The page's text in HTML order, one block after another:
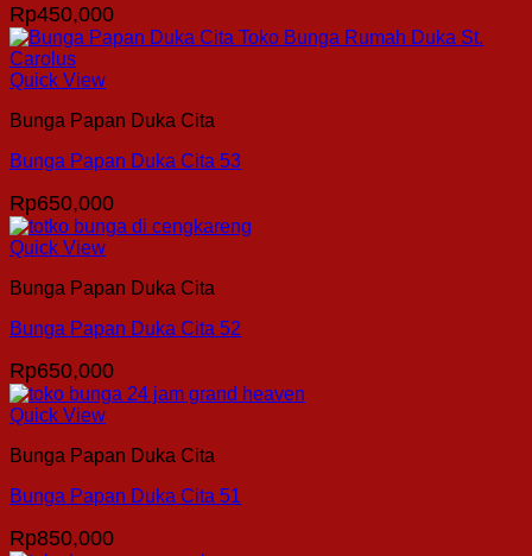
Rp450,000
Quick View
Bunga Papan Duka Cita
Bunga Papan Duka Cita 53
Rp650,000
Quick View
Bunga Papan Duka Cita
Bunga Papan Duka Cita 52
Rp650,000
Quick View
Bunga Papan Duka Cita
Bunga Papan Duka Cita 51
Rp850,000